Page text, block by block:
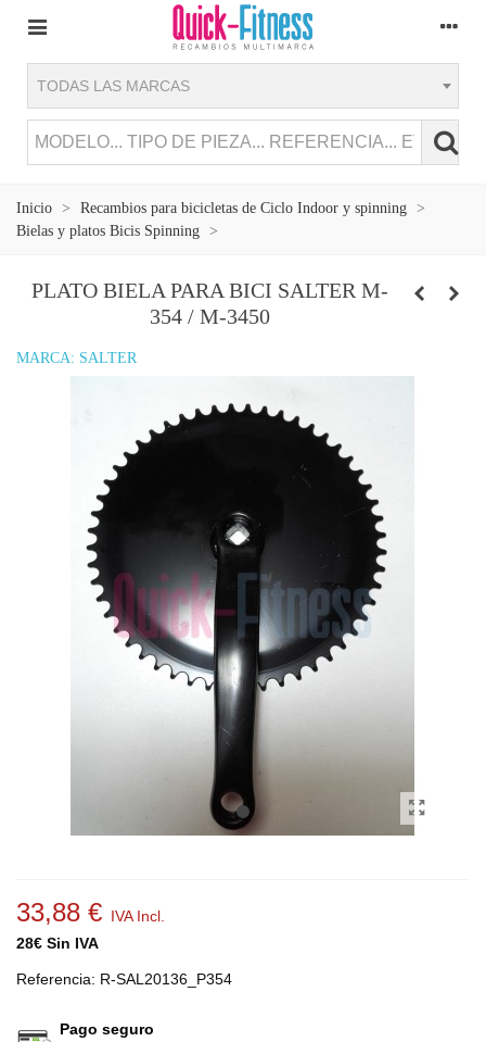
TODAS LAS MARCAS
Inicio > Recambios para bicicletas de Ciclo Indoor y spinning >
Bielas y platos Bicis Spinning >
PLATO BIELA PARA BICI SALTER M-
354 / M-3450
MARCA: SALTER
33,88 € IVA Incl.
28€ Sin IVA
Referencia: R-SAL20136_P354
Pago seguro